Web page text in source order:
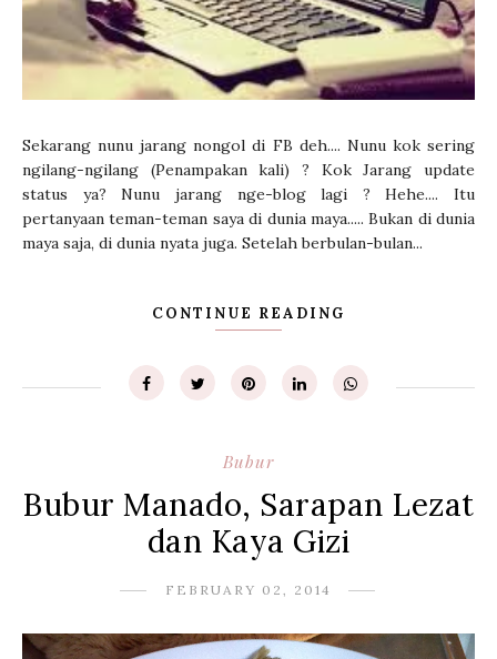
Sekarang nunu jarang nongol di FB deh.... Nunu kok sering
ngilang-ngilang (Penampakan kali) ? Kok Jarang update
status ya? Nunu jarang nge-blog lagi ? Hehe.... Itu
pertanyaan teman-teman saya di dunia maya..... Bukan di dunia
maya saja, di dunia nyata juga. Setelah berbulan-bulan...
CONTINUE READING
Bubur
Bubur Manado, Sarapan Lezat
dan Kaya Gizi
FEBRUARY 02, 2014